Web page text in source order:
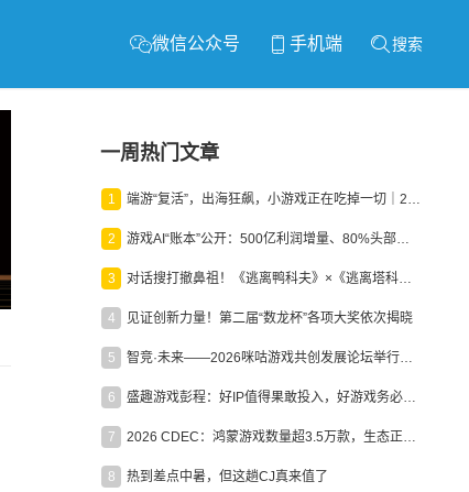
微信公众号 手机端 搜索
一周热门文章
1 端游“复活”，出海狂飙，小游戏正在吃掉一切｜2026上半年产业报告
2 游戏AI“账本”公开：500亿利润增量、80%头部入局，谁在闷声发财？
3 对话搜打撤鼻祖！《逃离鸭科夫》×《逃离塔科夫》官方线下沙龙落幕
4 见证创新力量！第二届“数龙杯”各项大奖依次揭晓
5 智竞·未来——2026咪咕游戏共创发展论坛举行：聚力精品内容、AI创作与电竞生态，共建高品质益智健康游戏社区
6 盛趣游戏彭程：好IP值得果敢投入，好游戏务必长效经营
7 2026 CDEC：鸿蒙游戏数量超3.5万款，生态正循环加速产业高质量发展
8 热到差点中暑，但这趟CJ真来值了